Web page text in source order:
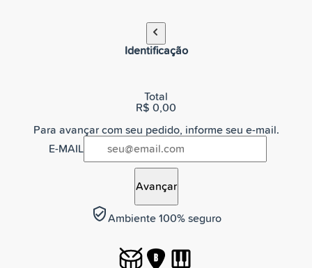
Identificação
Total
R$ 0,00
Para avançar com seu pedido, informe seu e-mail.
E-MAIL
Avançar
verified_userAmbiente 100% seguro